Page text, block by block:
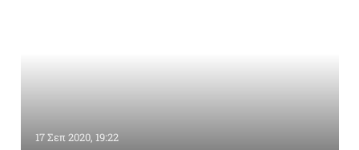
17 Σεπ 2020, 19:22